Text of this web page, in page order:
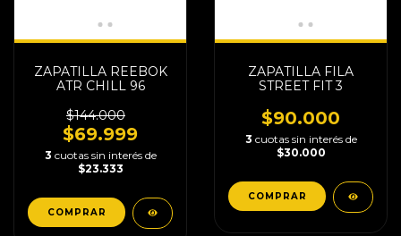
ZAPATILLA REEBOK
ATR CHILL 96
$144.000
$69.999
3 cuotas sin interés de
$23.333
COMPRAR
ZAPATILLA FILA
STREET FIT 3
$90.000
3 cuotas sin interés de
$30.000
COMPRAR